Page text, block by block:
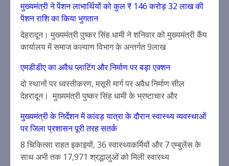
मुख्यमंत्री ने पेंशन लाभार्थियों को कुल ₹ 146 करोड़ 32 लाख की
पेंशन राशि का किया भुगतान
देहरादून। मुख्यमंत्री पुष्कर सिंह धामी ने शनिवार को मुख्यमंत्री कैंप
कार्यालय में समाज कल्याण विभाग के अन्तर्गत 9लाख
एमडीडीए का अवैध प्लाटिंग और निर्माण पर बड़ा एक्शन
दो स्थानों पर ध्वस्तीकरण, मसूरी मार्ग पर अवैध निर्माण सील
देहरादून। मुख्यमंत्री पुष्कर सिंह धामी के भ्रष्टाचार और
मुख्यमंत्री के निर्देशन में कांवड़ यात्रा के दौरान स्वास्थ्य व्यवस्थाओं
पर जिला प्रशासन पूरी तरह सतर्क
8 चिकित्सा राहत इकाइयों, 36 स्वास्थ्यकर्मियों और 7 एम्बुलेंस के
साथ अभी तक 17,971 श्रद्धालुओं को मिली स्वास्थ्य